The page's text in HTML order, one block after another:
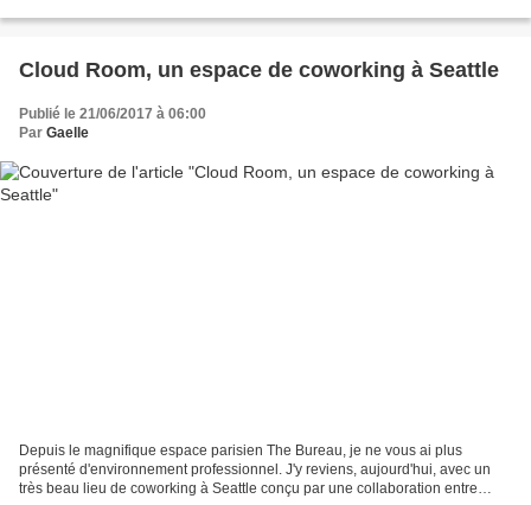
Cloud Room, un espace de coworking à Seattle
Publié le 21/06/2017 à 06:00
Par Gaelle
Depuis le magnifique espace parisien The Bureau, je ne vous ai plus
présenté d'environnement professionnel. J'y reviens, aujourd'hui, avec un
très beau lieu de coworking à Seattle conçu par une collaboration entre